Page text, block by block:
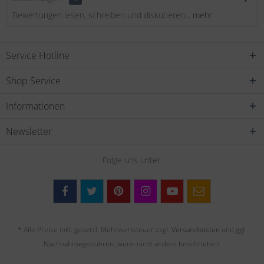
Bewertungen lesen, schreiben und diskutieren... mehr
Service Hotline
Shop Service
Informationen
Newsletter
Folge uns unter:
* Alle Preise inkl. gesetzl. Mehrwertsteuer zzgl. Versandkosten und ggf.
Nachnahmegebühren, wenn nicht anders beschrieben.